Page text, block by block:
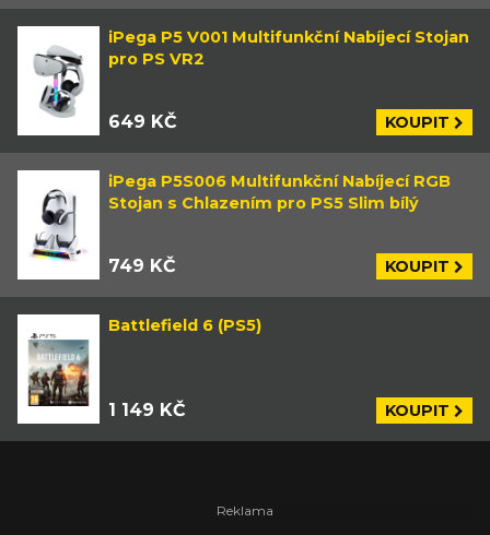
iPega P5 V001 Multifunkční Nabíjecí Stojan
pro PS VR2
649 KČ KOUPIT
iPega P5S006 Multifunkční Nabíjecí RGB
Stojan s Chlazením pro PS5 Slim bílý
749 KČ KOUPIT
Battlefield 6 (PS5)
1 149 KČ KOUPIT